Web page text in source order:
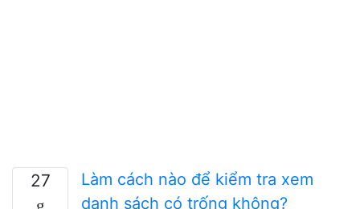
27
Làm cách nào để kiểm tra xem
danh sách có trống không?